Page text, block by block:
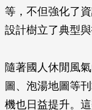
等，不但強化了
設計樹立了典型與
隨著國人休閒風
圖、泡湯地圖等
機也日益提升。